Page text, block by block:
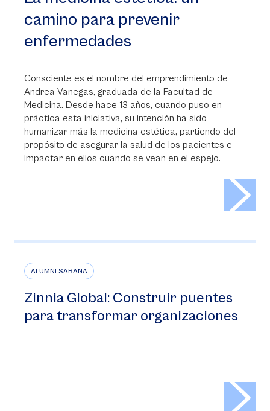
camino para prevenir
enfermedades
Consciente es el nombre del emprendimiento de
Andrea Vanegas, graduada de la Facultad de
Medicina. Desde hace 13 años, cuando puso en
práctica esta iniciativa, su intención ha sido
humanizar más la medicina estética, partiendo del
propósito de asegurar la salud de los pacientes e
impactar en ellos cuando se vean en el espejo.
ALUMNI SABANA
Zinnia Global: Construir puentes
para transformar organizaciones